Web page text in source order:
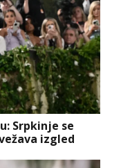
Srpkinje se
izgled